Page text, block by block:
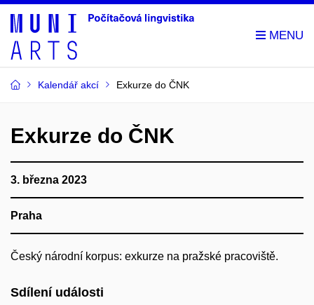
Kalendář akcí Exkurze do ČNK
Exkurze do ČNK
3. března 2023
Praha
Český národní korpus: exkurze na pražské pracoviště.
Sdílení události